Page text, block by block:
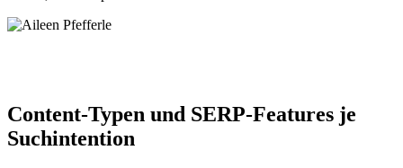
Content-Typen und SERP-Features je
Suchintention